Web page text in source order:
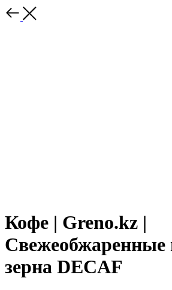
Кофе | Greno.kz |
Свежеобжаренные
зерна DECAF